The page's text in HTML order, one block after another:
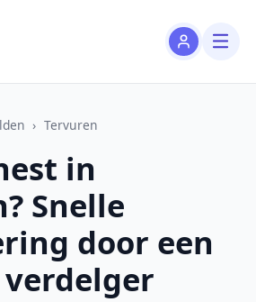
› Tervuren
in
Snelle
door een